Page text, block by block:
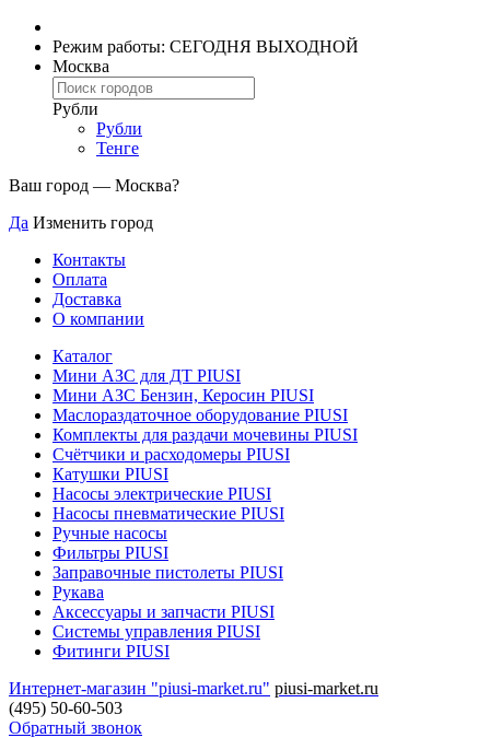
Режим работы: СЕГОДНЯ ВЫХОДНОЙ
Москва
Рубли
Рубли
Тенге
Ваш город — Москва?
Да Изменить город
Контакты
Оплата
Доставка
О компании
Каталог
Мини АЗС для ДТ PIUSI
Мини АЗС Бензин, Керосин PIUSI
Маслораздаточное оборудование PIUSI
Комплекты для раздачи мочевины PIUSI
Счётчики и расходомеры PIUSI
Катушки PIUSI
Насосы электрические PIUSI
Насосы пневматические PIUSI
Ручные насосы
Фильтры PIUSI
Заправочные пистолеты PIUSI
Рукава
Аксессуары и запчасти PIUSI
Системы управления PIUSI
Фитинги PIUSI
Интернет-магазин "piusi-market.ru" piusi-market.ru
(495) 50-60-503
Обратный звонок